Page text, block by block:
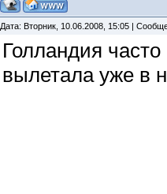
Дата: Вторник, 10.06.2008, 15:05 |
Голландия
вылетала уже в